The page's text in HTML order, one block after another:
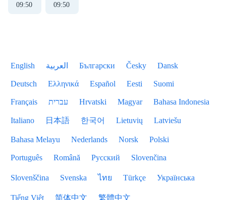
09:50 09:50
English العربية Български Česky Dansk
Deutsch Ελληνικά Español Eesti Suomi
Français עברית Hrvatski Magyar Bahasa Indonesia
Italiano 日本語 한국어 Lietuvių Latviešu
Bahasa Melayu Nederlands Norsk Polski
Português Română Русский Slovenčina
Slovenščina Svenska ไทย Türkçe Українська
Tiếng Việt 简体中文 繁體中文